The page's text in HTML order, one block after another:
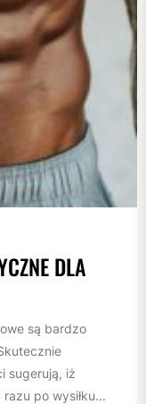
DLA
są bardzo
sugerują, iż
po wysiłku...